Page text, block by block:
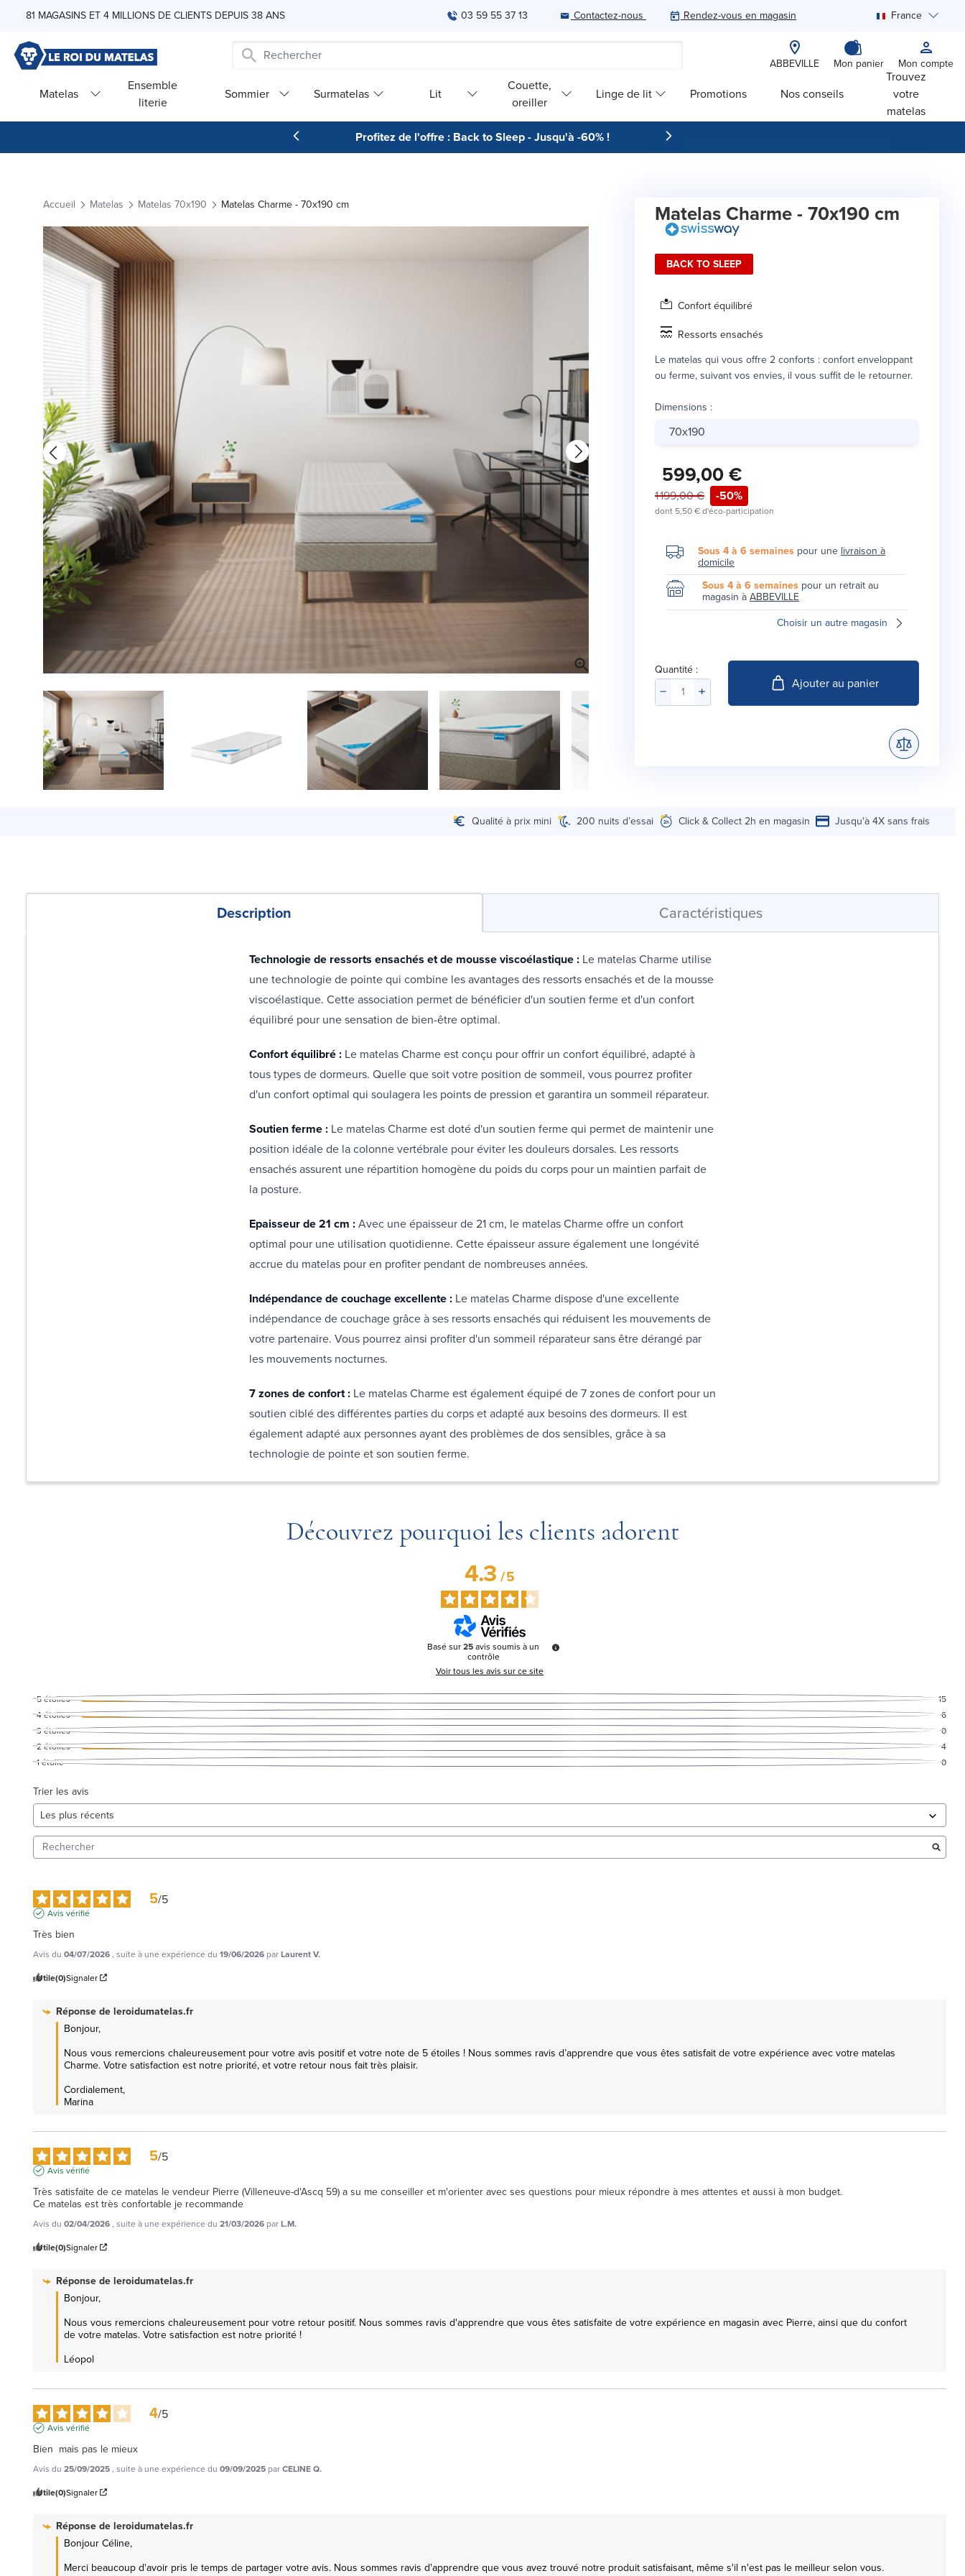
Skip to Content
81 MAGASINS ET 4 MILLIONS DE CLIENTS DEPUIS 38 ANS 03 59 55 37 13 Contactez-nous Rendez-vous en magasin France
ABBEVILLE Mon panier Mon compte
Matelas
Ensemble
literie
Sommier Surmatelas Lit
Couette,
oreiller
Linge de lit Promotions Nos conseils
Trouvez
votre
matelas
Profitez de l'offre : Back to Sleep - Jusqu'à -60% !
Accueil Matelas Matelas 70x190 Matelas Charme - 70x190 cm Matelas Charme - 70x190 cm
BACK TO SLEEP
Confort équilibré
Ressorts ensachés
Le matelas qui vous offre 2 conforts : confort enveloppant
ou ferme, suivant vos envies, il vous suffit de le retourner.
Dimensions :
70x190
599,00 €
1 199,00 € -50%
dont 5,50 €d'éco-participation
Sous 4 à 6 semaines pour unelivraison à
domicile
Sous 4 à 6 semaines pour un retrait au
magasin àABBEVILLE
Choisir un autre magasin
Quantité :
Ajouter au panier
Qualité à prix mini 200 nuits d’essai Click & Collect 2h en magasin Jusqu'à 4X sans frais
Description Caractéristiques
Technologie de ressorts ensachés et de mousse viscoélastique : Le matelas Charme utilise
une technologie de pointe qui combine les avantages des ressorts ensachés et de la mousse
viscoélastique. Cette association permet de bénéficier d'un soutien ferme et d'un confort
équilibré pour une sensation de bien-être optimal.
Confort équilibré : Le matelas Charme est conçu pour offrir un confort équilibré, adapté à
tous types de dormeurs. Quelle que soit votre position de sommeil, vous pourrez profiter
d'un confort optimal qui soulagera les points de pression et garantira un sommeil réparateur.
Soutien ferme : Le matelas Charme est doté d'un soutien ferme qui permet de maintenir une
position idéale de la colonne vertébrale pour éviter les douleurs dorsales. Les ressorts
ensachés assurent une répartition homogène du poids du corps pour un maintien parfait de
la posture.
Epaisseur de 21 cm :Avec une épaisseur de 21 cm, le matelas Charme offre un confort
optimal pour une utilisation quotidienne. Cette épaisseur assure également une longévité
accrue du matelas pour en profiter pendant de nombreuses années.
Indépendance de couchage excellente : Le matelas Charme dispose d'une excellente
indépendance de couchage grâce à ses ressorts ensachés qui réduisent les mouvements de
votre partenaire. Vous pourrez ainsi profiter d'un sommeil réparateur sans être dérangé par
les mouvements nocturnes.
7 zones de confort : Le matelas Charme est également équipé de 7 zones de confort pour un
soutien ciblé des différentes parties du corps et adapté aux besoins des dormeurs. Il est
également adapté aux personnes ayant des problèmes de dos sensibles, grâce à sa
technologie de pointe et son soutien ferme.
Découvrez pourquoi les clients adorent
4.3/5
Basé sur25avis soumis à un
contrôle
Voir tous les avis sur ce site
5étoiles
15
4étoiles
6
3 étoiles
0
2étoiles
4
1étoile 0
Trier les avis
5/5
Avis vérifié
Très bien
Avis du 04/07/2026, suite à une expérience du 19/06/2026 parLaurent V.
Utile(0)Signaler
Réponse deleroidumatelas.fr
Bonjour,
Nous vous remercions chaleureusement pour votre avis positif et votre note de 5 étoiles ! Nous sommes ravis d’apprendre que vous êtes satisfait de votre expérience avec votre matelas
Charme. Votre satisfaction est notre priorité, et votre retour nous fait très plaisir.
Cordialement,
Marina
5/5
Avis vérifié
Très satisfaite de ce matelas le vendeur Pierre (Villeneuve-d'Ascq 59) a su me conseiller et m'orienter avec ses questions pour mieux répondre à mes attentes et aussi à mon budget.
Ce matelas est très confortable je recommande
Avis du 02/04/2026, suite à une expérience du 21/03/2026 parL.M.
Utile(0)Signaler
Réponse deleroidumatelas.fr
Bonjour,
Nous vous remercions chaleureusement pour votre retour positif. Nous sommes ravis d'apprendre que vous êtes satisfaite de votre expérience en magasin avec Pierre, ainsi que du confort
de votre matelas. Votre satisfaction est notre priorité !
Léopol
4/5
Avis vérifié
Bien  mais pas le mieux
Avis du 25/09/2025, suite à une expérience du 09/09/2025 parCELINE Q.
Utile(0)Signaler
Réponse deleroidumatelas.fr
Bonjour Céline,
Merci beaucoup d'avoir pris le temps de partager votre avis. Nous sommes ravis d'apprendre que vous avez trouvé notre produit satisfaisant, même s'il n'est pas le meilleur selon vous.